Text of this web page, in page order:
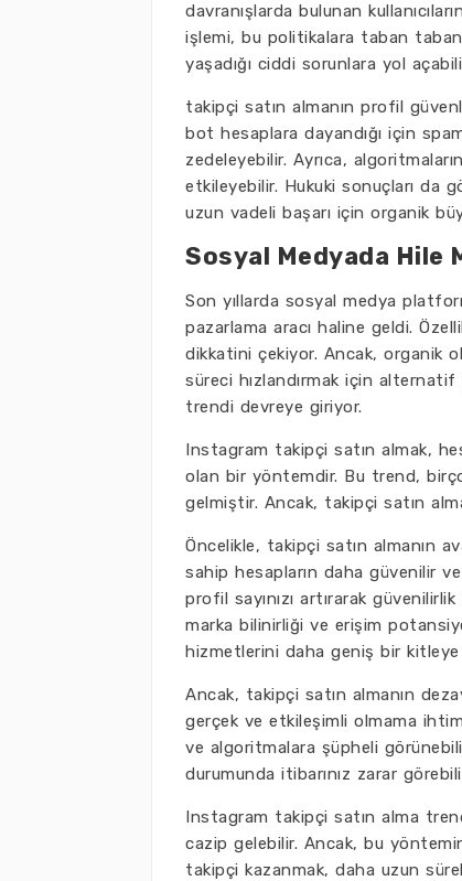
davranışlarda bulunan
işlemi, bu politikalara taban
yaşadığı ciddi sorunlara yol
takipçi satın almanın profil
bot hesaplara dayandığı için
zedeleyebilir. Ayrıca,
etkileyebilir. Hukuki sonuçları da
uzun vadeli başarı için organik
Sosyal Medyada Hile
Son yıllarda sosyal medya
pazarlama aracı haline geldi.
dikkatini çekiyor. Ancak, organik
süreci hızlandırmak için
trendi devreye giriyor.
Instagram takipçi satın almak,
olan bir yöntemdir. Bu trend,
gelmiştir. Ancak, takipçi satın
Öncelikle, takipçi satın almanın
sahip hesapların daha güvenilir
profil sayınızı artırarak
marka bilinirliği ve erişim
hizmetlerini daha geniş bir kitleye
Ancak, takipçi satın almanın
gerçek ve etkileşimli olmama
ve algoritmalara şüpheli
durumunda itibarınız zarar
Instagram takipçi satın alma
cazip gelebilir. Ancak, bu
takipçi kazanmak, daha uzun